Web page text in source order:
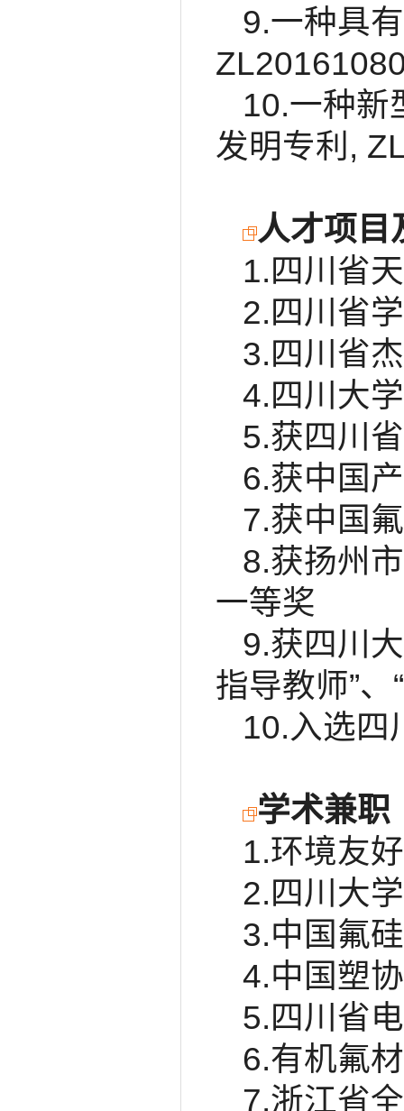
9.一种具
10.一种新
发明专利,
人才项目
1.四川省
2.四川省
3.四川省
4.四川大
5.获四川
6.获中国
7.获中国
8.获扬州
一等奖
9.获四川
指导教师”
10.入选四
学术兼职
1.环境友
2.四川大
3.中国氟
4.中国塑
5.四川省
6.有机氟
7.浙江省